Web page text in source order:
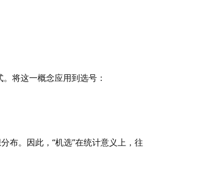
将这一概念应用到选号：
布。因此，“机选”在统计意义上，往